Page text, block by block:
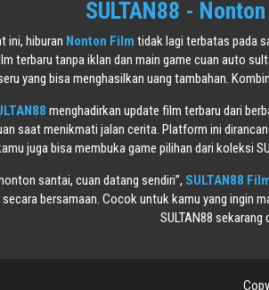
SULTAN88 -
ini, hiburan Nonton Film tidak lagi terbatas pada
terbaru tanpa iklan dan main game cuan auto
yang bisa menghasilkan uang tambahan.
menghadirkan update film terbaru dari
saat menikmati jalan cerita. Platform ini
juga bisa membuka game pilihan dari koleksi
santai, cuan datang sendiri”, SULTAN88
secara bersamaan. Cocok untuk kamu yang ingin
SULTAN88